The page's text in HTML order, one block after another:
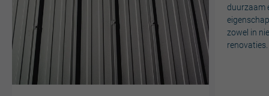
duurzaam
zowel in
renovaties.